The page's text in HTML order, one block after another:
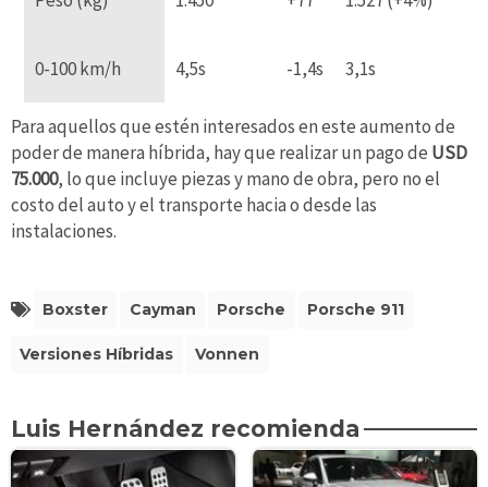
0-100 km/h 4,5s -1,4s 3,1s
Para aquellos que estén interesados en este aumento de
poder de manera híbrida, hay que realizar un pago de USD
75.000, lo que incluye piezas y mano de obra, pero no el
costo del auto y el transporte hacia o desde las
instalaciones.
Boxster Cayman Porsche Porsche 911
Versiones Híbridas Vonnen
Luis Hernández recomienda